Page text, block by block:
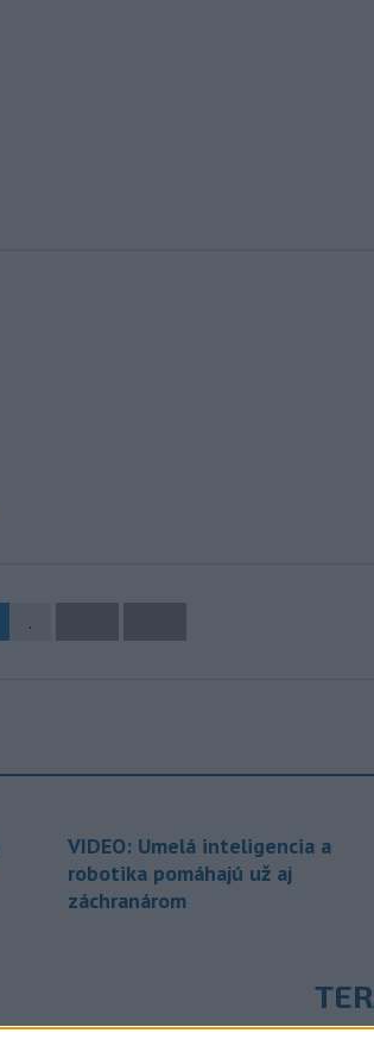
.
VIDEO: Umelá inteligencia a
robotika pomáhajú už aj
záchranárom